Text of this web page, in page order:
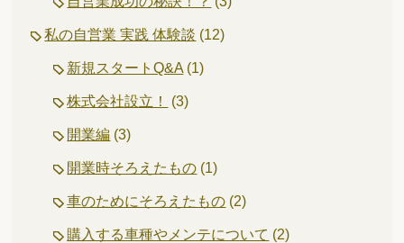
私の自営業 実践 体験談 (12)
新規スタートQ&A (1)
株式会社設立！ (3)
開業編 (3)
開業時そろえたもの (1)
車のためにそろえたもの (2)
購入する車種やメンテについて (2)